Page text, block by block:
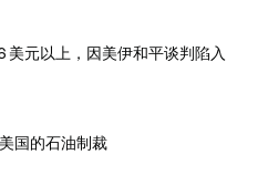
元以上，因美伊和平谈判陷入
国的石油制裁